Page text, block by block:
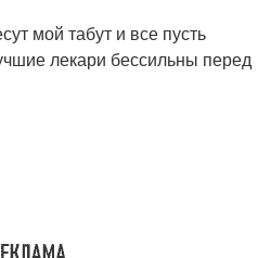
мой табут и все пусть
лекари бессильны перед